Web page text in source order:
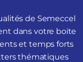
de Semeccel
dans votre boite
et temps forts
thématiques